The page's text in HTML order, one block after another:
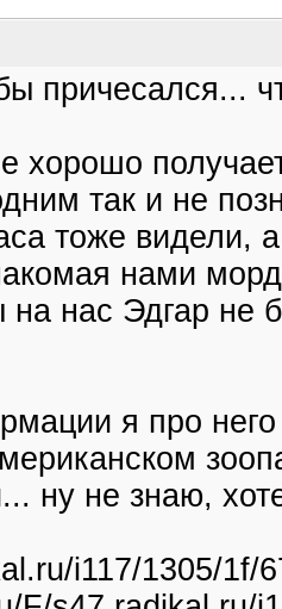
причесался...
хорошо
так и не
тоже видели,
нами
на нас Эдгар не
я про
ну не знаю,
i117/1305/1f/